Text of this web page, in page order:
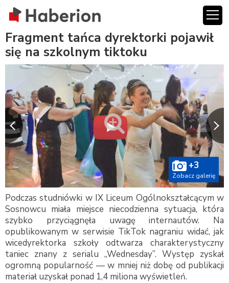
Fragment tańca dyrektorki pojawił
się na szkolnym tiktoku
+3
Zobacz galerię
Podczas studniówki w IX Liceum Ogólnokształcącym w
Sosnowcu miała miejsce niecodzienna sytuacja, która
szybko przyciągnęła uwagę internautów. Na
opublikowanym w serwisie TikTok nagraniu widać, jak
wicedyrektorka szkoły odtwarza charakterystyczny
taniec znany z serialu „Wednesday”. Występ zyskał
ogromną popularność — w mniej niż dobę od publikacji
materiał uzyskał ponad 1,4 miliona wyświetleń.